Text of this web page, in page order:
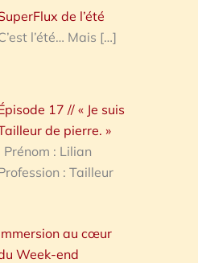
de l’été
l’été… Mais […]
17 // « Je suis
de pierre. »
Prénom : Lilian
: Tailleur
au cœur
Week-end